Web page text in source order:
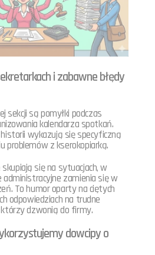
i zabawne błędy
sekcji są pomyłki podczas
kalendarza spotkań.
wykazują się specyficzną
problemów z kserokopiarką.
skupiają się na sytuacjach, w
zamienia się w
To humor oparty na ciętych
odpowiedziach na trudne
dzwonią do firmy.
dowcipy o